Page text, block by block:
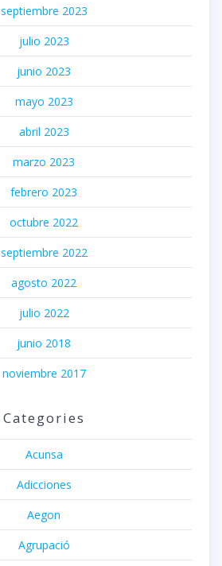
septiembre 2023
julio 2023
junio 2023
mayo 2023
abril 2023
marzo 2023
febrero 2023
octubre 2022
septiembre 2022
agosto 2022
julio 2022
junio 2018
noviembre 2017
Categories
Acunsa
Adicciones
Aegon
Agrupació